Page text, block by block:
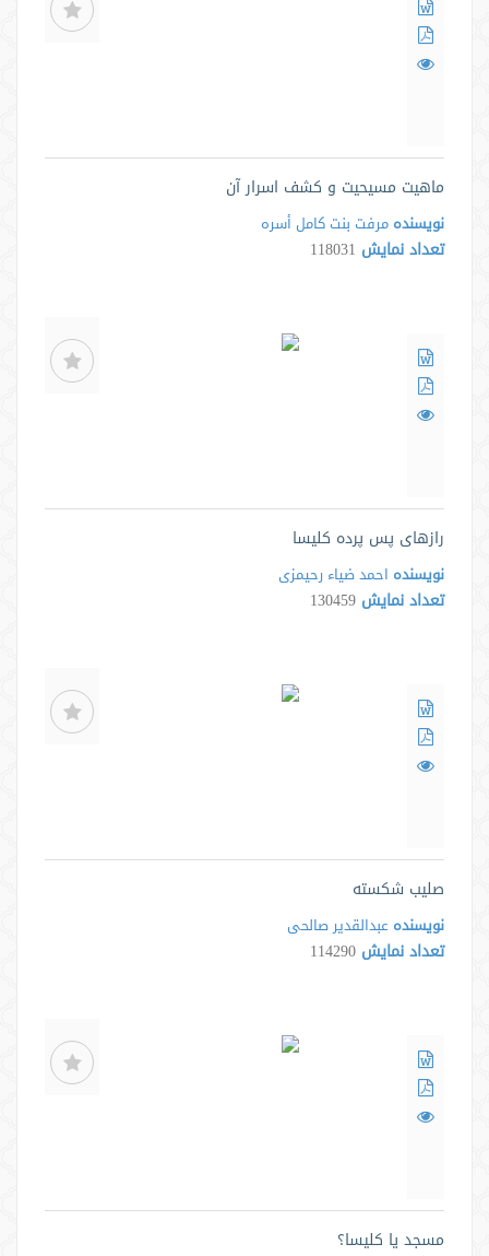
ماهیت مسیحیت و کشف اسرار آن
نویسنده مرفت بنت کامل أسره
تعداد نمایش 118031
رازهای پس پرده کلیسا
نویسنده احمد ضیاء رحیمزی
تعداد نمایش 130459
صلیب شکسته
نویسنده عبدالقدیر صالحی
تعداد نمایش 114290
مسجد یا کلیسا؟